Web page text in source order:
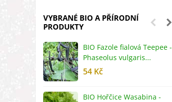
VYBRANÉ BIO A PŘÍRODNÍ
PRODUKTY
BIO Fazole fialová Teepee -
Phaseolus vulgaris...
54 Kč
BIO Hořčice Wasabina -